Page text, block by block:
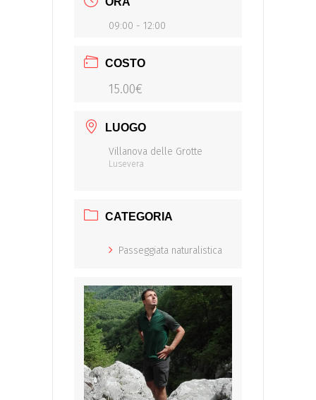
09:00 - 12:00
COSTO
15.00€
LUOGO
Villanova delle Grotte
Lusevera
CATEGORIA
Passeggiata naturalistica